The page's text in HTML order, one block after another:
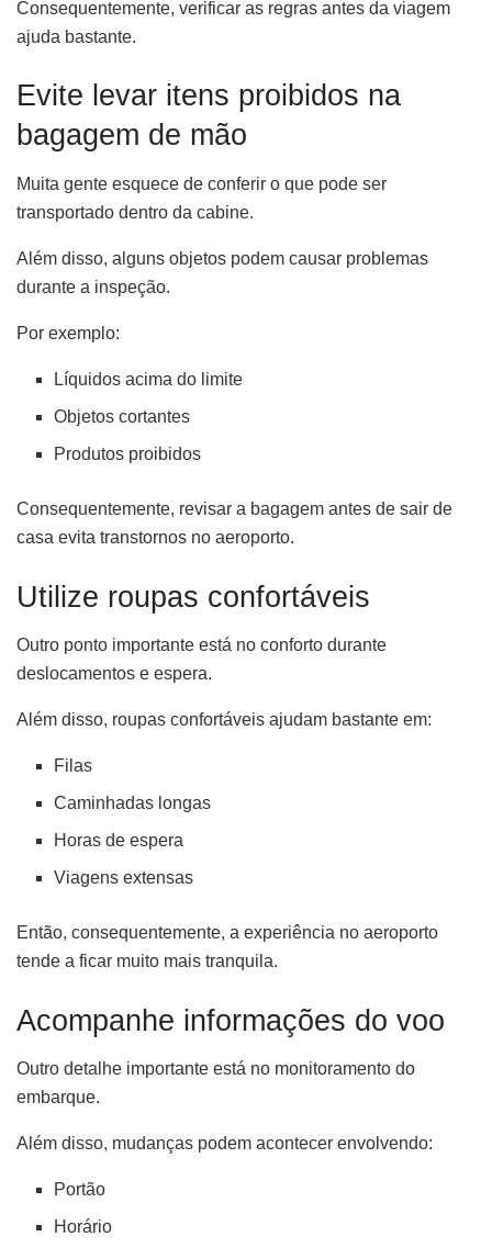
Consequentemente, verificar as regras antes da viagem
ajuda bastante.
Evite levar itens proibidos na
bagagem de mão
Muita gente esquece de conferir o que pode ser
transportado dentro da cabine.
Além disso, alguns objetos podem causar problemas
durante a inspeção.
Por exemplo:
Líquidos acima do limite
Objetos cortantes
Produtos proibidos
Consequentemente, revisar a bagagem antes de sair de
casa evita transtornos no aeroporto.
Utilize roupas confortáveis
Outro ponto importante está no conforto durante
deslocamentos e espera.
Além disso, roupas confortáveis ajudam bastante em:
Filas
Caminhadas longas
Horas de espera
Viagens extensas
Então, consequentemente, a experiência no aeroporto
tende a ficar muito mais tranquila.
Acompanhe informações do voo
Outro detalhe importante está no monitoramento do
embarque.
Além disso, mudanças podem acontecer envolvendo:
Portão
Horário